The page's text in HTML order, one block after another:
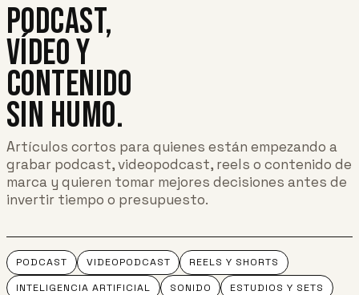
Podcast,
vídeo y
contenido
sin humo.
Artículos cortos para quienes están empezando a
grabar podcast, videopodcast, reels o contenido de
marca y quieren tomar mejores decisiones antes de
invertir tiempo o presupuesto.
PODCAST VIDEOPODCAST
REELS Y SHORTS
INTELIGENCIA ARTIFICIAL
SONIDO
ESTUDIOS Y SETS